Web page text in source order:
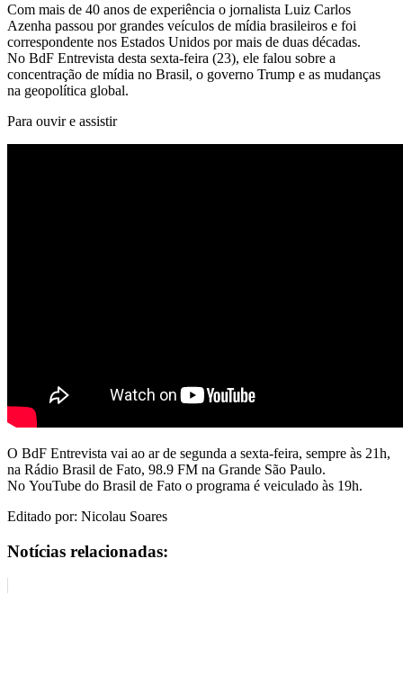
Com mais de 40 anos de experiência o jornalista Luiz Carlos
Azenha passou por grandes veículos de mídia brasileiros e foi
correspondente nos Estados Unidos por mais de duas décadas.
No BdF Entrevista desta sexta-feira (23), ele falou sobre a
concentração de mídia no Brasil, o governo Trump e as mudanças
na geopolítica global.
Para ouvir e assistir
O BdF Entrevista vai ao ar de segunda a sexta-feira, sempre às 21h,
na Rádio Brasil de Fato, 98.9 FM na Grande São Paulo.
No YouTube do Brasil de Fato o programa é veiculado às 19h.
Editado por: Nicolau Soares
Notícias relacionadas: